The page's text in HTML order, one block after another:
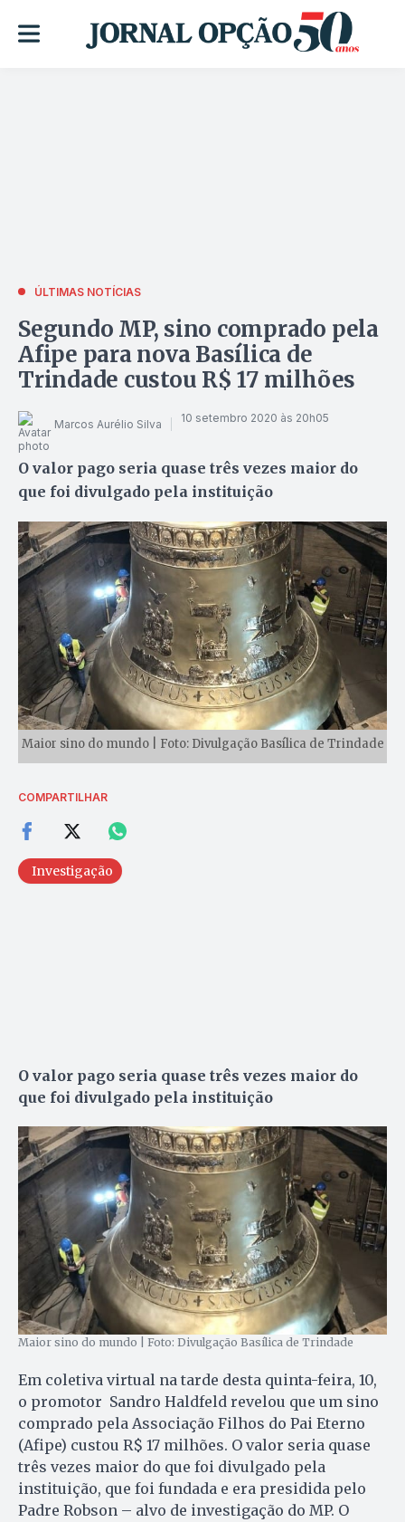
ÚLTIMAS NOTÍCIAS
Segundo MP, sino comprado pela
Afipe para nova Basílica de
Trindade custou R$ 17 milhões
Marcos Aurélio Silva 10 setembro 2020 às 20h05
O valor pago seria quase três vezes maior do
que foi divulgado pela instituição
Maior sino do mundo | Foto: Divulgação Basílica de Trindade
COMPARTILHAR
Investigação
O valor pago seria quase três vezes maior do
que foi divulgado pela instituição
Maior sino do mundo | Foto: Divulgação Basílica de Trindade
Em coletiva virtual na tarde desta quinta-feira, 10,
o promotor Sandro Haldfeld revelou que um sino
comprado pela Associação Filhos do Pai Eterno
(Afipe) custou R$ 17 milhões. O valor seria quase
três vezes maior do que foi divulgado pela
instituição, que foi fundada e era presidida pelo
Padre Robson – alvo de investigação do MP. O